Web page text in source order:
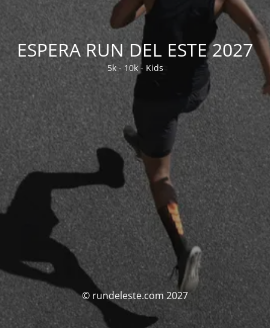
ESPERA RUN DEL ESTE 2027
5k - 10k - Kids
© rundeleste.com 2027